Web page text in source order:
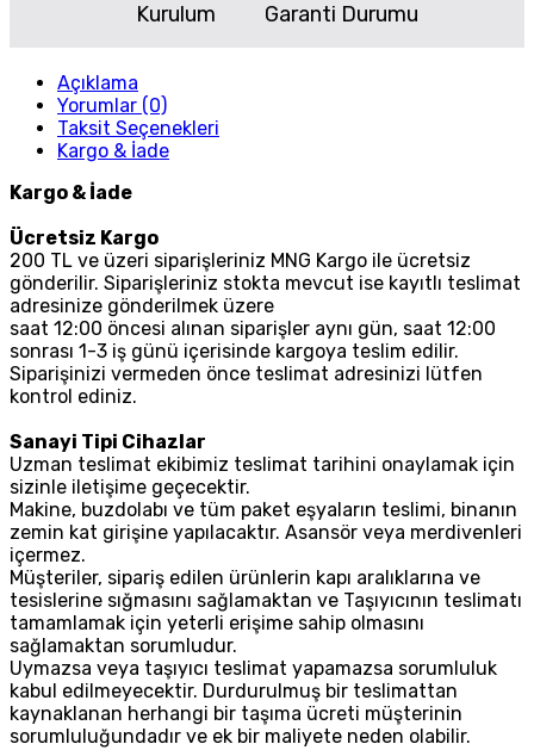
Kurulum
Garanti Durumu
Açıklama
Yorumlar (0)
Taksit Seçenekleri
Kargo & İade
Kargo & İade
Ücretsiz Kargo
200 TL ve üzeri siparişleriniz MNG Kargo ile ücretsiz
gönderilir. Siparişleriniz stokta mevcut ise kayıtlı teslimat
adresinize gönderilmek üzere
saat 12:00 öncesi alınan siparişler aynı gün, saat 12:00
sonrası 1-3 iş günü içerisinde kargoya teslim edilir.
Siparişinizi vermeden önce teslimat adresinizi lütfen
kontrol ediniz.
Sanayi Tipi Cihazlar
Uzman teslimat ekibimiz teslimat tarihini onaylamak için
sizinle iletişime geçecektir.
Makine, buzdolabı ve tüm paket eşyaların teslimi, binanın
zemin kat girişine yapılacaktır. Asansör veya merdivenleri
içermez.
Müşteriler, sipariş edilen ürünlerin kapı aralıklarına ve
tesislerine sığmasını sağlamaktan ve Taşıyıcının teslimatı
tamamlamak için yeterli erişime sahip olmasını
sağlamaktan sorumludur.
Uymazsa veya taşıyıcı teslimat yapamazsa sorumluluk
kabul edilmeyecektir. Durdurulmuş bir teslimattan
kaynaklanan herhangi bir taşıma ücreti müşterinin
sorumluluğundadır ve ek bir maliyete neden olabilir.